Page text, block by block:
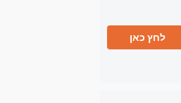
לחץ כאן